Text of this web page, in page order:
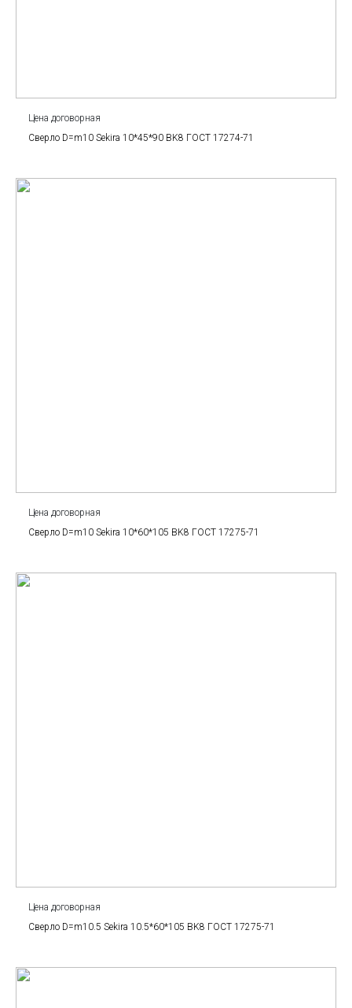
Цена договорная
Сверло D=m10 Sekira 10*45*90 BK8 ГОСТ 17274-71
Цена договорная
Сверло D=m10 Sekira 10*60*105 BK8 ГОСТ 17275-71
Цена договорная
Сверло D=m10.5 Sekira 10.5*60*105 BK8 ГОСТ 17275-71